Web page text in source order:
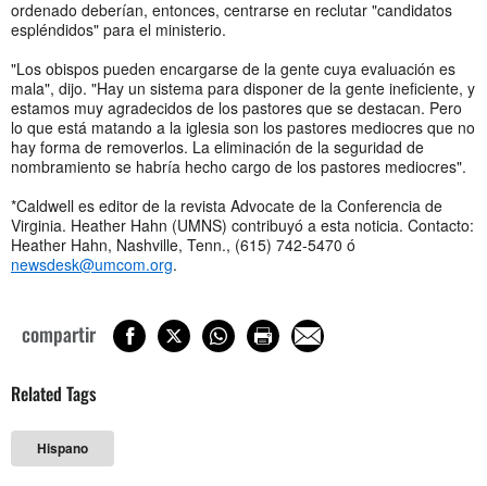
ordenado deberían, entonces, centrarse en reclutar "candidatos
espléndidos" para el ministerio.
"Los obispos pueden encargarse de la gente cuya evaluación es
mala", dijo. "Hay un sistema para disponer de la gente ineficiente, y
estamos muy agradecidos de los pastores que se destacan. Pero
lo que está matando a la iglesia son los pastores mediocres que no
hay forma de removerlos. La eliminación de la seguridad de
nombramiento se habría hecho cargo de los pastores mediocres".
*Caldwell es editor de la revista Advocate de la Conferencia de
Virginia. Heather Hahn (UMNS) contribuyó a esta noticia. Contacto:
Heather Hahn, Nashville, Tenn., (615) 742-5470 ó
newsdesk@umcom.org.
compartir
Related Tags
Hispano